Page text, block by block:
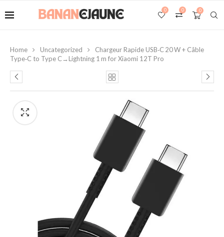
0
0
0
Home Uncategorized
Chargeur Rapide USB‑C 20 W + Câble
Type‑C to Type C→Lightning 1 m for Xiaomi 12T Pro